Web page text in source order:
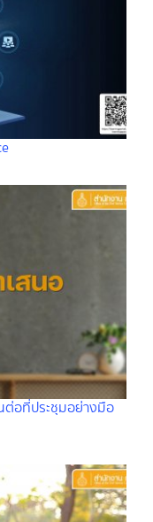
ต่อที่ประชุมอย่างมือ